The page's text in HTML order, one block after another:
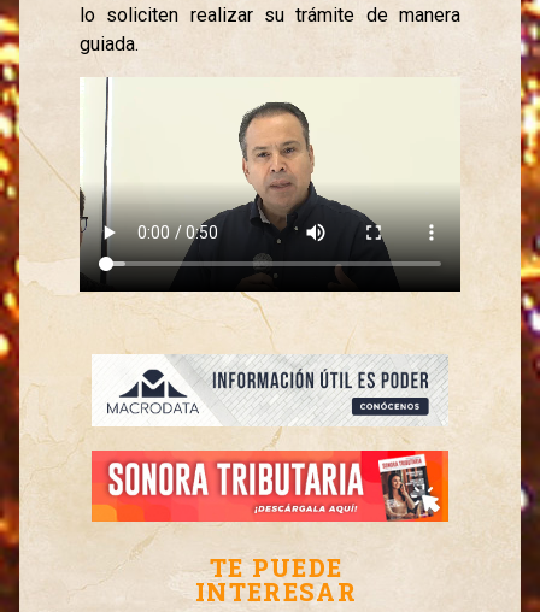
lo soliciten realizar su trámite de manera
guiada.
TE PUEDE
INTERESAR